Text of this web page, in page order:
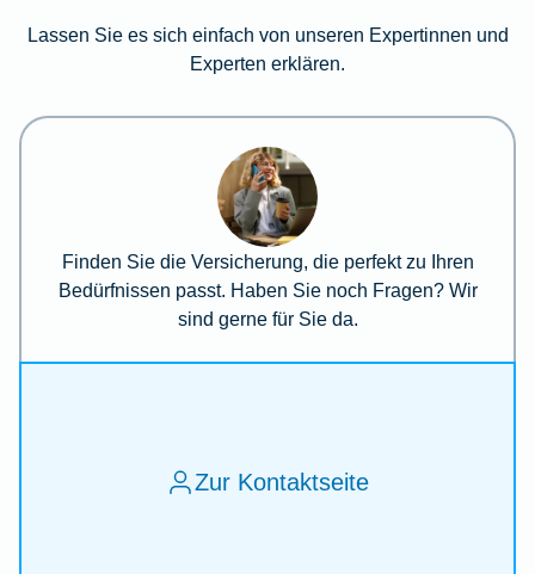
Lassen Sie es sich einfach von unseren Expertinnen und
Experten erklären.
Finden Sie die Versicherung, die perfekt zu Ihren
Bedürfnissen passt. Haben Sie noch Fragen? Wir
sind gerne für Sie da.
Zur Kontaktseite